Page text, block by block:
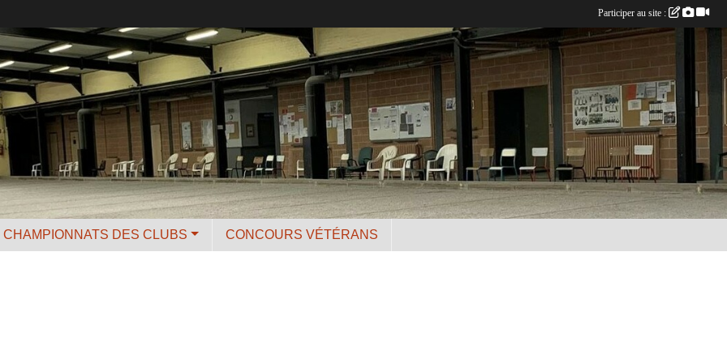
CHAMPIONNATS DES CLUBS CONCOURS VÉTÉRANS
Participer au site :